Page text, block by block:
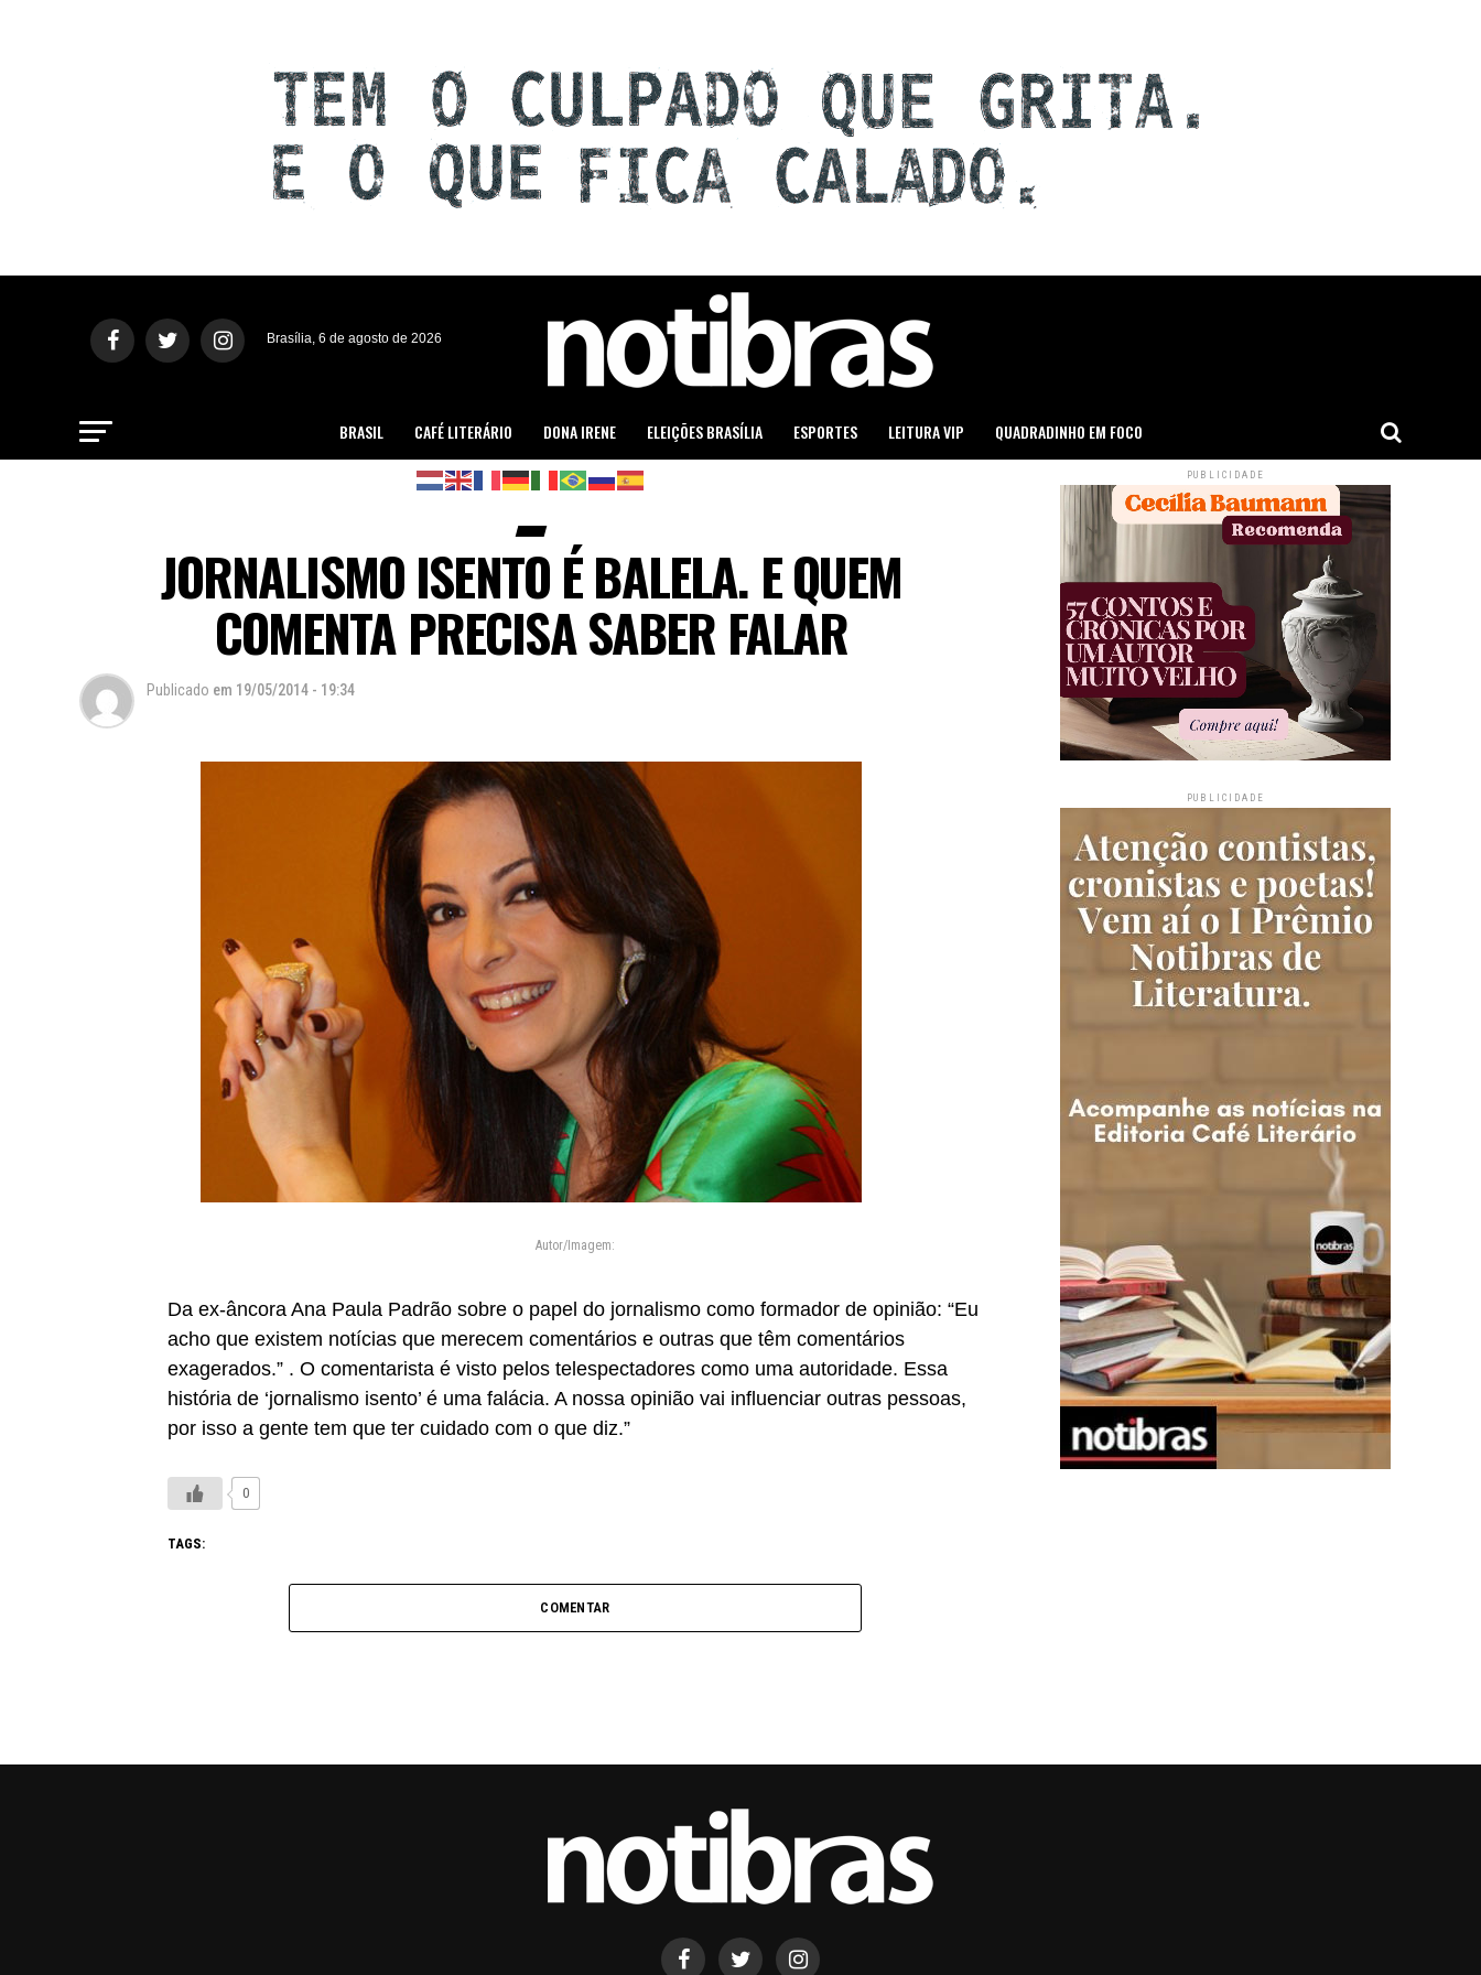
Brasília, 6 de agosto de 2026
BRASIL CAFÉ LITERÁRIO DONA IRENE ELEIÇÕES BRASÍLIA ESPORTES LEITURA VIP QUADRADINHO EM FOCO
JORNALISMO ISENTO É BALELA. E QUEM
COMENTA PRECISA SABER FALAR
Publicado em 19/05/2014 - 19:34
Autor/Imagem:
Da ex-âncora Ana Paula Padrão sobre o papel do jornalismo como formador de opinião: “Eu
acho que existem notícias que merecem comentários e outras que têm comentários
exagerados.” . O comentarista é visto pelos telespectadores como uma autoridade. Essa
história de ‘jornalismo isento’ é uma falácia. A nossa opinião vai influenciar outras pessoas,
por isso a gente tem que ter cuidado com o que diz.”
0
TAGS:
COMENTAR
PUBLICIDADE
PUBLICIDADE